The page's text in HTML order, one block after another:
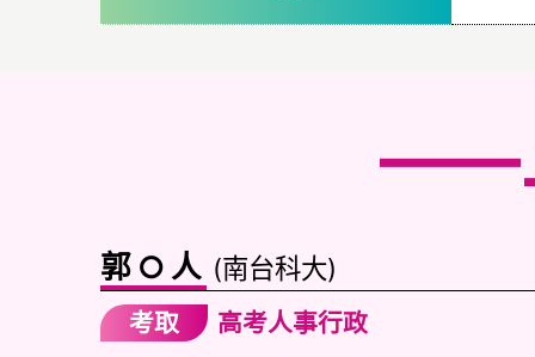
——
郭○人 (南台科大)
考取 高考人事行政